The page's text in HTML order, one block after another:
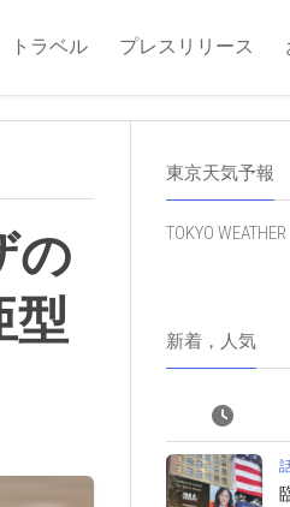
トラベル プレスリリース
の
型
東京天気予報
TOKYO WEATHER
新着，人気